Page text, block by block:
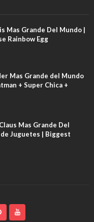
Mas Grande Del Mundo |
Rainbow Egg
Mas Grande del Mundo
+ Super Chica +
Mas Grande Del
Juguetes | Biggest